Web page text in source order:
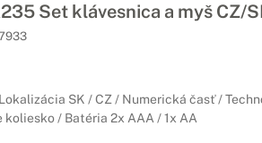
Set klávesnica a myš CZ/
SK / CZ / Numerická časť /
/ Batéria 2x AAA / 1x AA